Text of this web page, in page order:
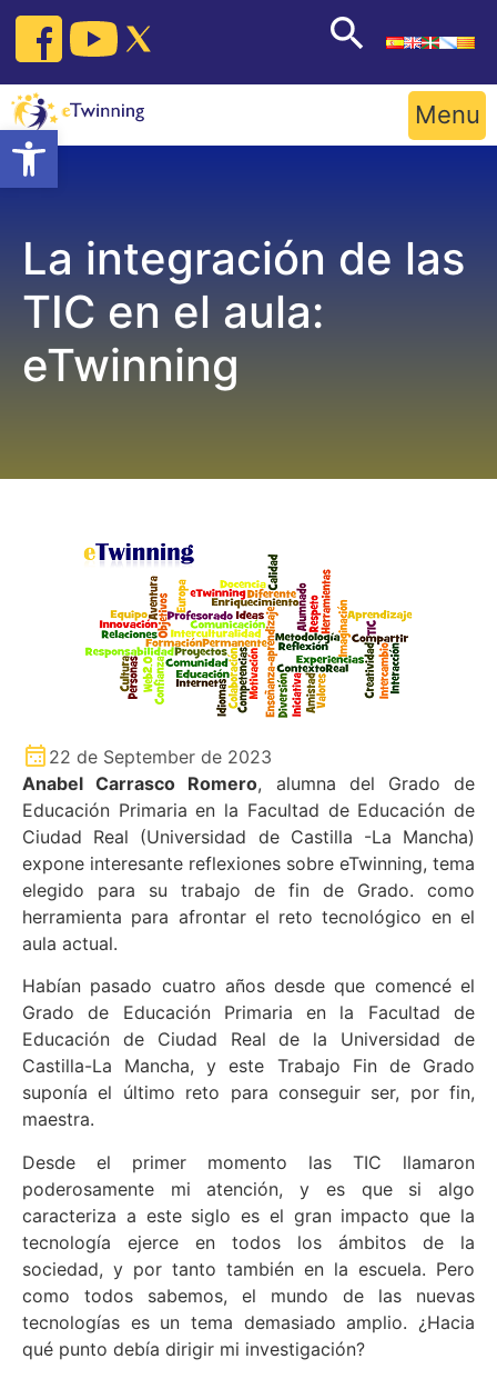
Open toolbar
Skip
content
Menu
La integración de las
TIC en el aula:
eTwinning
22 de September de 2023
Anabel Carrasco Romero, alumna del Grado de
Educación Primaria en la Facultad de Educación de
Ciudad Real (Universidad de Castilla -La Mancha)
expone interesante reflexiones sobre eTwinning, tema
elegido para su trabajo de fin de Grado. como
herramienta para afrontar el reto tecnológico en el
aula actual.
Habían pasado cuatro años desde que comencé el
Grado de Educación Primaria en la Facultad de
Educación de Ciudad Real de la Universidad de
Castilla-La Mancha, y este Trabajo Fin de Grado
suponía el último reto para conseguir ser, por fin,
maestra.
Desde el primer momento las TIC llamaron
poderosamente mi atención, y es que si algo
caracteriza a este siglo es el gran impacto que la
tecnología ejerce en todos los ámbitos de la
sociedad, y por tanto también en la escuela. Pero
como todos sabemos, el mundo de las nuevas
tecnologías es un tema demasiado amplio. ¿Hacia
qué punto debía dirigir mi investigación?